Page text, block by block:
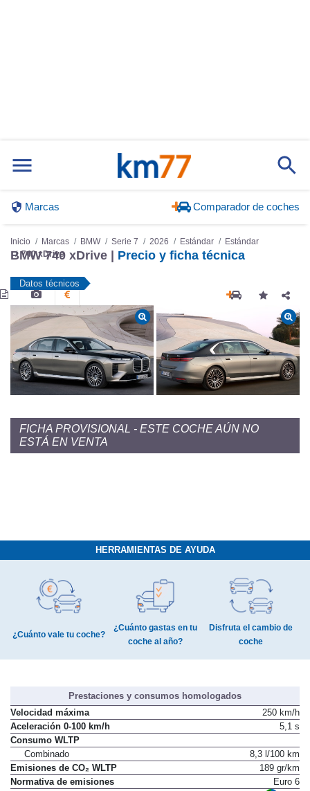
Marcas Comparador de coches
Inicio Marcas BMW Serie 7 2026 Estándar
Estándar
740 xDrive
BMW 740 xDrive | Precio y ficha técnica
Datos técnicos
FICHA PROVISIONAL - ESTE COCHE AÚN NO
ESTÁ EN VENTA
HERRAMIENTAS DE AYUDA
¿Cuánto vale tu coche?
¿Cuánto gastas en tu
coche al año?
Disfruta el cambio de
coche
Prestaciones y consumos homologados
Velocidad máxima
250 km/h
Aceleración 0-100 km/h
5,1 s
Consumo WLTP
Combinado
8,3 l/100 km
Emisiones de CO₂ WLTP
189 gr/km
Normativa de emisiones
Euro 6